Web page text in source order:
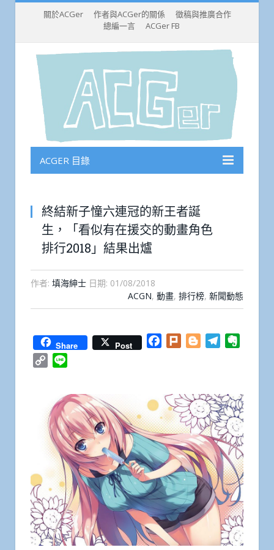
關於ACGer 作者與ACGer的關係
徵稿與推廣合作
總編一言
ACGer FB
ACGER 目錄
終結新子憧六連冠的新王者誕
生，「看似有在援交的動畫角色
排行2018」結果出爐
作者: 填海紳士 日期: 01/08/2018
ACGN, 動畫, 排行榜, 新聞動態
Share Post Facebook
Plurk BloggerTelegram
Copy